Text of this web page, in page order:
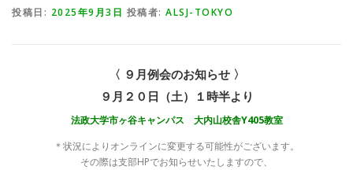
投稿日: 2025年9月3日 投稿者: ALSJ-TOKYO
〈 ９月例会のお知らせ 〉
９月２０日（土）１時半より
法政大学市ヶ谷キャンパス 大内山校舎Y405教室
＊状況によりオンラインに変更する可能性がございます。
その際は支部HPでお知らせいたしますので、